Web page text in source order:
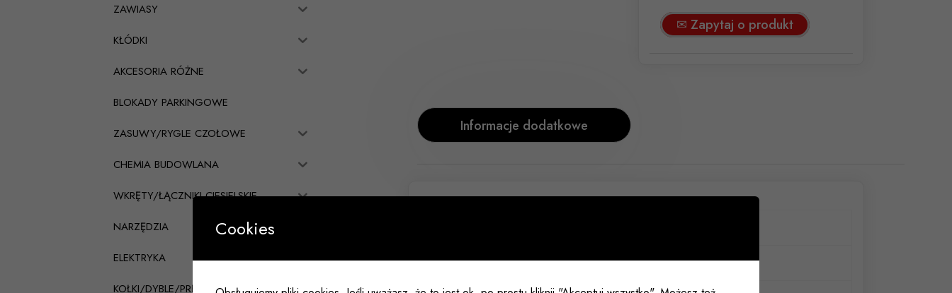
✉ Zapytaj o produkt
Informacje dodatkowe
Rozmiar 72mm
ZAWIASY
KŁÓDKI
AKCESORIA RÓŻNE
BLOKADY PARKINGOWE
ZASUWY/RYGLE CZOŁOWE
CHEMIA BUDOWLANA
WKRĘTY/ŁĄCZNIKI CIESIELSKIE
NARZĘDZIA
ELEKTRYKA
KOŁKI/DYBLE/PRĘTY
Cookies